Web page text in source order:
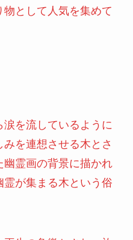
物として人気を集めて
を流しているように
を連想させる木とさ
霊画の背景に描かれ
が集まる木という俗